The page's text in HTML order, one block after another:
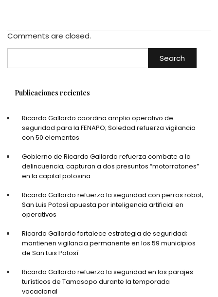
Comments are closed.
Search
Publicaciones recientes
Ricardo Gallardo coordina amplio operativo de
seguridad para la FENAPO; Soledad refuerza vigilancia
con 50 elementos
Gobierno de Ricardo Gallardo refuerza combate a la
delincuencia; capturan a dos presuntos “motorratones”
en la capital potosina
Ricardo Gallardo refuerza la seguridad con perros robot;
San Luis Potosí apuesta por inteligencia artificial en
operativos
Ricardo Gallardo fortalece estrategia de seguridad;
mantienen vigilancia permanente en los 59 municipios
de San Luis Potosí
Ricardo Gallardo refuerza la seguridad en los parajes
turísticos de Tamasopo durante la temporada
vacacional